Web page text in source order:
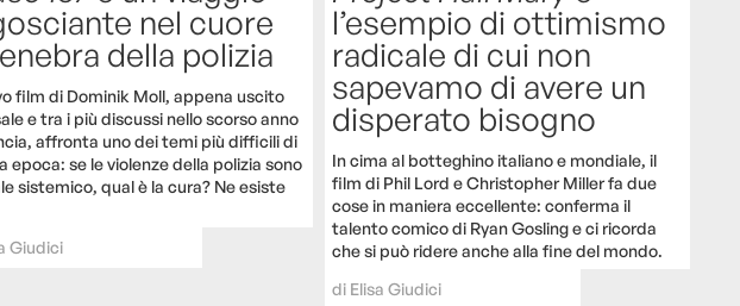
nel cuore
della polizia
film di Dominik Moll, appena uscito
e tra i più discussi nello scorso anno
affronta uno dei temi più difficili di
epoca: se le violenze della polizia sono
sistemico, qual è la cura? Ne esiste
Giudici
l’esempio di ottimismo
radicale di cui non
sapevamo di avere un
disperato bisogno
In cima al botteghino italiano e mondiale, il
film di Phil Lord e Christopher Miller fa due
cose in maniera eccellente: conferma il
talento comico di Ryan Gosling e ci ricorda
che si può ridere anche alla fine del mondo.
di Elisa Giudici